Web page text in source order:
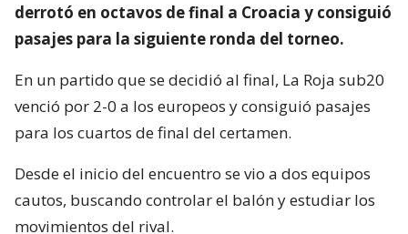
derrotó en octavos de final a Croacia y consiguió
pasajes para la siguiente ronda del torneo.
En un partido que se decidió al final, La Roja sub20
venció por 2-0 a los europeos y consiguió pasajes
para los cuartos de final del certamen.
Desde el inicio del encuentro se vio a dos equipos
cautos, buscando controlar el balón y estudiar los
movimientos del rival.